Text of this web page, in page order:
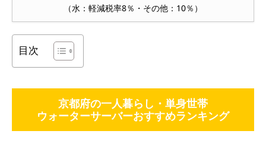
（水：軽減税率8％・その他：10％）
目次
京都府の一人暮らし・単身世帯
ウォーターサーバーおすすめランキング